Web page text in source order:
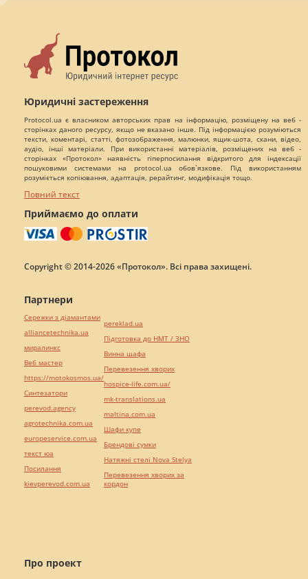
Юридичні застереження
Protocol.ua є власником авторських прав на інформацію, розміщену на веб -
сторінках даного ресурсу, якщо не вказано інше. Під інформацією розуміються
тексти, коментарі, статті, фотозображення, малюнки, ящик-шота, скани, відео,
аудіо, інші матеріали. При використанні матеріалів, розміщених на веб -
сторінках «Протокол» наявність гіперпосилання відкритого для індексації
пошуковими системами на protocol.ua обов`язкове. Під використанням
розуміється копіювання, адаптація, рерайтинг, модифікація тощо.
Повний текст
Приймаємо до оплати
Copyright © 2014-2026 «Протокол». Всі права захищені.
Про проект
Партнери
Сережки з діамантами
alliancetechnika.ua
миралинкс
Веб мастер
https://motokosmos.ua/
Синтезатори
perevod.agency
agrotechnika.com.ua
europeservice.com.ua
текст юа
Посилання
kievperevod.com.ua
pereklad.ua
Підготовка до НМТ / ЗНО
Винна шафа
Перевезення хворих
hospice-life.com.ua/
mk-translations.ua
maltina.com.ua
Шафи купе
Брендові сумки
Натяжні стелі Nova Stelya
Перевезення хворих за
кордон